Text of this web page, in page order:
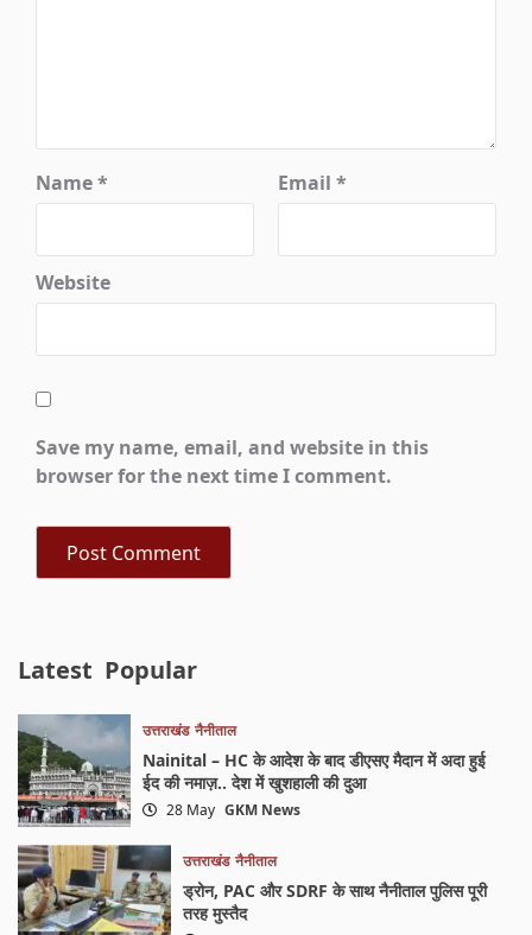
Name* Email *
Website
Save my name, email, and website in this
browser for the next time I comment.
Latest Popular
उत्तराखंड नैनीताल
Nainital – HC के आदेश के बाद डीएसए मैदान में अदा हुई
ईद की नमाज़.. देश में खुशहाली की दुआ
28 May GKM News
उत्तराखंड नैनीताल
ड्रोन, PAC और SDRF के साथ नैनीताल पुलिस पूरी
तरह मुस्तैद